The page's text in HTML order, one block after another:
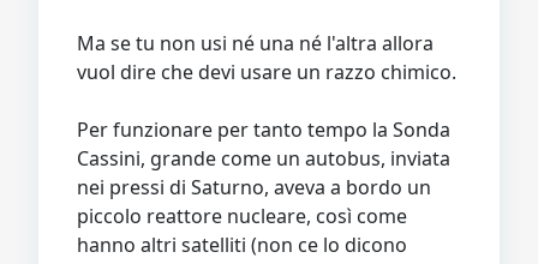
Ma se tu non usi né una né l'altra allora
vuol dire che devi usare un razzo chimico.
Per funzionare per tanto tempo la Sonda
Cassini, grande come un autobus, inviata
nei pressi di Saturno, aveva a bordo un
piccolo reattore nucleare, così come
hanno altri satelliti (non ce lo dicono